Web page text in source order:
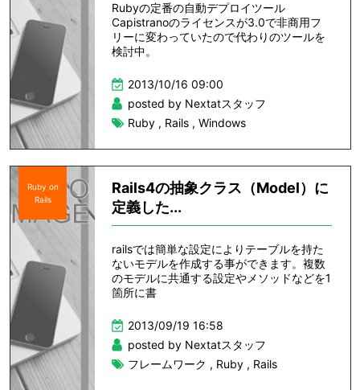
Rubyの定番の自動デプロイツール
Capistranoのライセンスが3.0で非商用フ
リーに変わっていたので代わりのツールを
検討中。
2013/10/16 09:00
posted by Nextatスタッフ
Ruby, Rails, Windows
Ruby on
Rails
Rails4の抽象クラス（Model）に
定義した...
railsでは簡単な設定によりテーブルを持た
ないモデルを作成する事ができます。複数
のモデルに共通する設定やメソッドなどを1
箇所に書
2013/09/19 16:58
posted by Nextatスタッフ
フレームワーク , Ruby, Rails